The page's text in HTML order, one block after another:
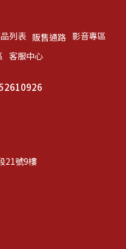
列表 販售通路 影音專區
客服中心
21號9樓